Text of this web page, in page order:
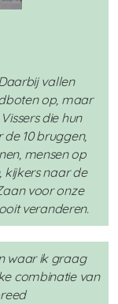
vallen
op, maar
die hun
10 bruggen,
mensen op
kijkers naar de
voor onze
veranderen.
waar ik graag
combinatie van